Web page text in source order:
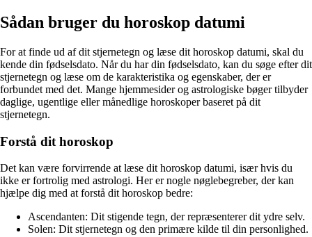
Sådan bruger du horoskop datumi
For at finde ud af dit stjernetegn og læse dit horoskop datumi, skal du
kende din fødselsdato. Når du har din fødselsdato, kan du søge efter dit
stjernetegn og læse om de karakteristika og egenskaber, der er
forbundet med det. Mange hjemmesider og astrologiske bøger tilbyder
daglige, ugentlige eller månedlige horoskoper baseret på dit
stjernetegn.
Forstå dit horoskop
Det kan være forvirrende at læse dit horoskop datumi, især hvis du
ikke er fortrolig med astrologi. Her er nogle nøglebegreber, der kan
hjælpe dig med at forstå dit horoskop bedre:
Ascendanten: Dit stigende tegn, der repræsenterer dit ydre selv.
Solen: Dit stjernetegn og den primære kilde til din personlighed.